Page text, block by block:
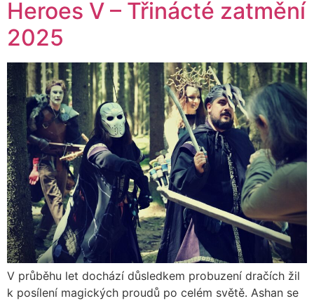
Heroes V – Třinácté zatmění
2025
V průběhu let dochází důsledkem probuzení dračích žil
k posílení magických proudů po celém světě. Ashan se